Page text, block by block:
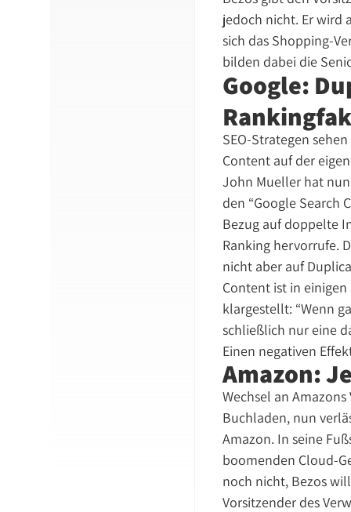
jedoch nicht. Er wird
sich das Shopping-
bilden dabei die
Google:
SEO-Strategen
Content auf der
John Mueller hat
den “Google Search
Bezug auf doppelte
Ranking hervorrufe.
nicht aber auf
Content ist in
klargestellt: “Wenn
schließlich nur eine
Einen negativen
Amazon:
Wechsel an
Buchladen, nun
Amazon. In seine
boomenden Cloud-
noch nicht, Bezos
Vorsitzender des